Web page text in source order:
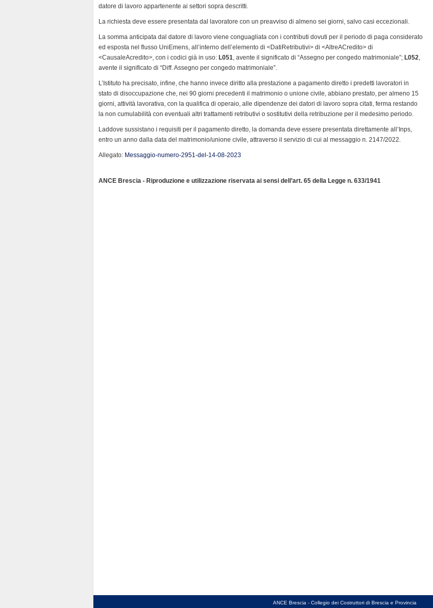
datore di lavoro appartenente ai settori sopra descritti.
La richiesta deve essere presentata dal lavoratore con un preavviso di almeno sei giorni, salvo casi eccezionali.
La somma anticipata dal datore di lavoro viene conguagliata con i contributi dovuti per il periodo di paga considerato
ed esposta nel flusso UniEmens, all’interno dell’elemento di <DatiRetributivi> di <AltreACredito> di
<CausaleAcredito>, con i codici già in uso: L051 , avente il significato di “Assegno per congedo matrimoniale”; L052
avente il significato di “Diff. Assegno per congedo matrimoniale”.
L’Istituto ha precisato, infine, che hanno invece diritto alla prestazione a pagamento diretto i predetti lavoratori in
stato di disoccupazione che, nei 90 giorni precedenti il matrimonio o unione civile, abbiano prestato, per almeno 15
giorni, attività lavorativa, con la qualifica di operaio, alle dipendenze dei datori di lavoro sopra citati, ferma restando
la non cumulabilità con eventuali altri trattamenti retributivi o sostitutivi della retribuzione per il medesimo periodo.
Laddove sussistano i requisiti per il pagamento diretto, la domanda deve essere presentata direttamente all’Inps,
entro un anno dalla data del matrimonio/unione civile, attraverso il servizio di cui al messaggio n. 2147/2022.
Allegato: Messaggio-numero-2951-del-14-08-2023
ANCE Brescia - Riproduzione e utilizzazione riservata ai sensi dell’art. 65 della Legge n. 633/1941
ANCE Brescia - Collegio dei Costruttori di Brescia e Provincia